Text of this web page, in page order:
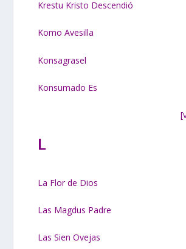
Krestu Kristo Descendió
Komo Avesilla
Konsagrasel
Konsumado Es
L
La Flor de Dios
Las Magdus Padre
Las Sien Ovejas